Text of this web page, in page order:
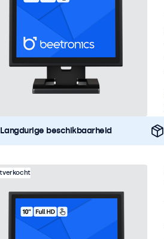
Langdurige beschikbaarheid